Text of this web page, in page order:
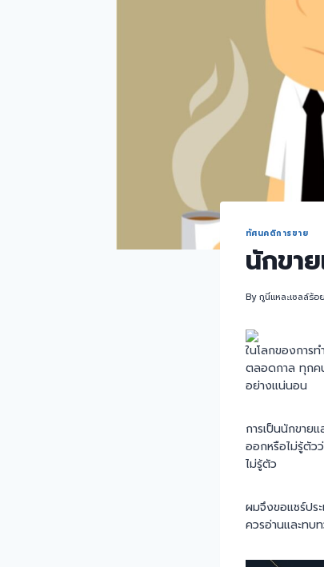
ทัศนคติการขาย
นักขา
Byกูนี่แหละเซลล์ร้อ
ในโลกของการ
ตลอดกาล ทุกค
อย่างแน่นอน
การเป็นนักขาย
ออกหรือไม่รู้ตัว
ไม่รู้ตัว
ผมจึงขอแชร์ปร
ควรอ่านและทบ